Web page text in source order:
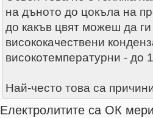
на дъното до цокъла на
до какъв цвят можеш да
висококачествени
високотемпературни - до
Най-често това са
Електролитите са ОК